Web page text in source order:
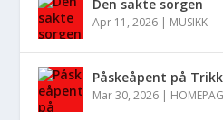
Den sakte sorgen
Apr 11, 2026 | MUSIKK
Påskeåpent på
Mar 30, 2026 |